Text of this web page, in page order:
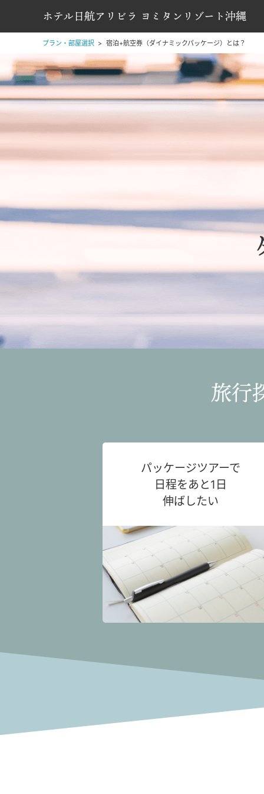
ホテル日航アリビラ ヨミタンリゾート沖縄
プラン・部屋選択 宿泊+航空券（ダイナミックパッケージ）とは？
旅行
パッケージツアーで
日程をあと1日
伸ばしたい